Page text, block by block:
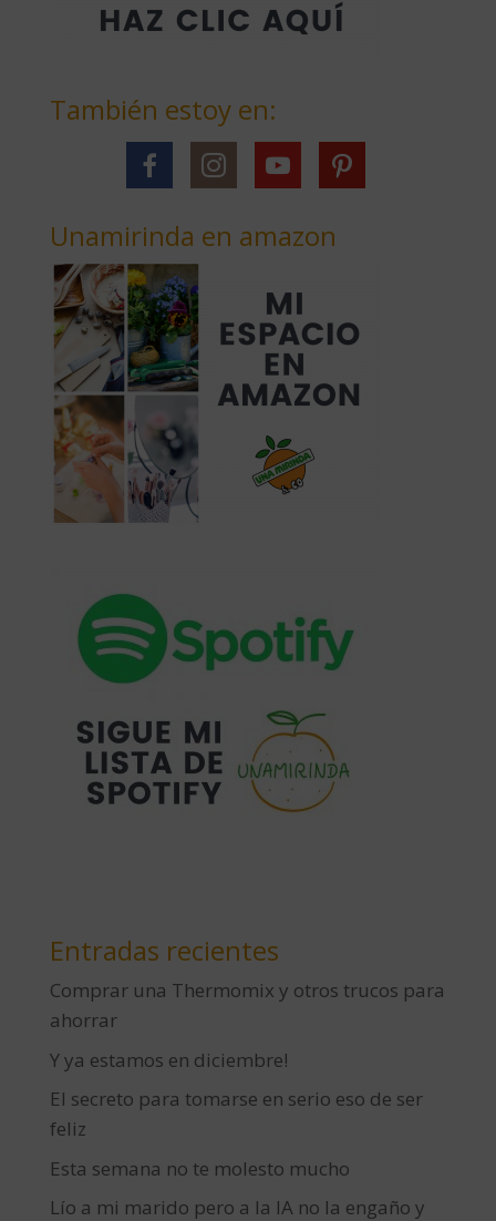
También estoy en:
Unamirinda en amazon
Entradas recientes
Comprar una Thermomix y otros trucos para
ahorrar
Y ya estamos en diciembre!
El secreto para tomarse en serio eso de ser
feliz
Esta semana no te molesto mucho
Lío a mi marido pero a la IA no la engaño y